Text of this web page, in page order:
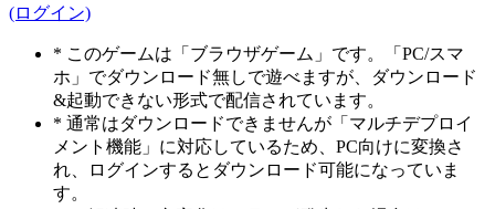
(ログイン)
* このゲームは「ブラウザゲーム」です。「PC/スマ
ホ」でダウンロード無しで遊べますが、ダウンロード
&起動できない形式で配信されています。
* 通常はダウンロードできませんが「マルチデプロイ
メント機能」に対応しているため、PC向けに変換さ
れ、ログインするとダウンロード可能になっていま
す。